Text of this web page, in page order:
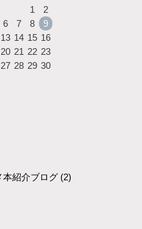
1
2
6 7 8
9
13 14 15 16
20 21 22 23
27 28 29 30
本紹介ブログ (2)